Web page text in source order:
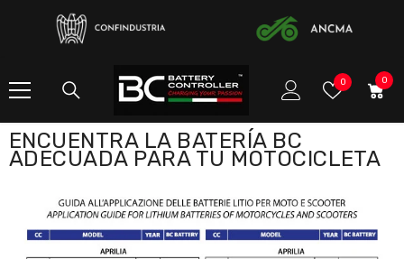
0Listas
0
0
ENCUENTRA LA BATERÍA BC
ADECUADA PARA TU MOTOCICLETA